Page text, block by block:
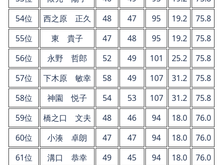
54位
西之原 正久 48 47 95 19.2
75.8
55位
東 貴子 47 48 95 19.2
75.8
56位
永野 哲郎 52 49 101 25.2
75.8
57位
下木原 敏幸 58 49 107 31.2
75.8
58位
神園 悦子 54 53 107 31.2
75.8
59位
橋之口 文夫 48 46 94 18.0
76.0
60位
小湊 卓朗 47 47 94 18.0
76.0
61位
溝口 恭幸 49 45 94 18.0
76.0